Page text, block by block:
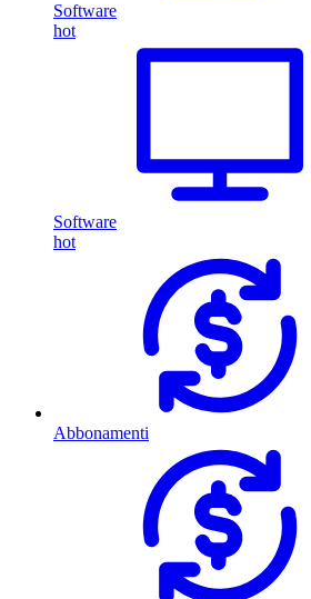
Software
hot
Software
hot
Abbonamenti